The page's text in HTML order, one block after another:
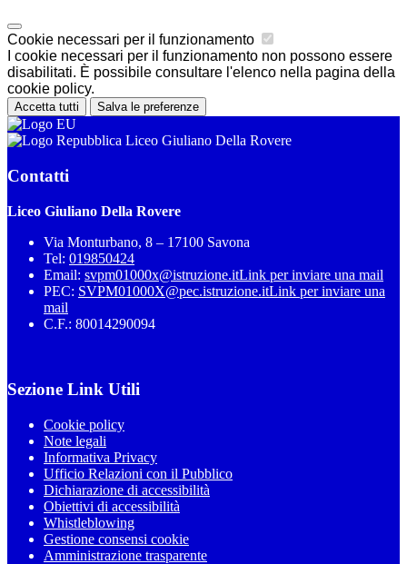
Cookie necessari per il funzionamento
I cookie necessari per il funzionamento non possono essere
disabilitati. È possibile consultare l'elenco nella pagina della
cookie policy.
Accetta tutti Salva le preferenze
Liceo Giuliano Della Rovere
Contatti
Liceo Giuliano Della Rovere
Via Monturbano, 8 – 17100 Savona
Tel: 019850424
Email: svpm01000x@istruzione.itLink per inviare una mail
PEC: SVPM01000X@pec.istruzione.itLink per inviare una
mail
C.F.: 80014290094
Sezione Link Utili
Cookie policy
Note legali
Informativa Privacy
Ufficio Relazioni con il Pubblico
Dichiarazione di accessibilità
Obiettivi di accessibilità
Whistleblowing
Gestione consensi cookie
Amministrazione trasparente